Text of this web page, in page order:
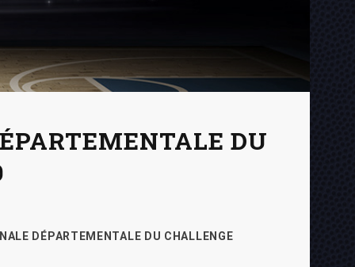
DU
DÉPARTEMENTALE DU CHALLENGE